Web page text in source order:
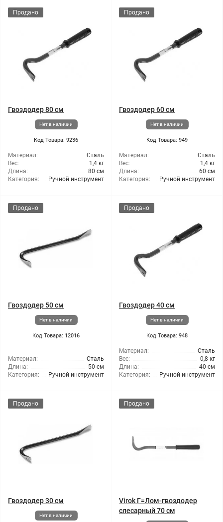
Продано
Гвоздодер 80 см
Нет в наличии
Код Товара: 9236
Материал:
Сталь
Вес:
1,4 кг
Длина:
80 см
Категория:
Ручной инструмент
Продано
Гвоздодер 60 см
Нет в наличии
Код Товара: 949
Материал:
Сталь
Вес:
1,4 кг
Длина:
60 см
Категория:
Ручной инструмент
Продано
Гвоздодер 50 см
Нет в наличии
Код Товара: 12016
Материал:
Сталь
Длина:
50 см
Категория:
Ручной инструмент
Продано
Гвоздодер 40 см
Нет в наличии
Код Товара: 948
Материал:
Сталь
Вес:
0,8 кг
Длина:
40 см
Категория:
Ручной инструмент
Продано
Гвоздодер 30 см
Нет в наличии
Продано
Virok Г=Лом-гвоздодер
слесарный 70 см